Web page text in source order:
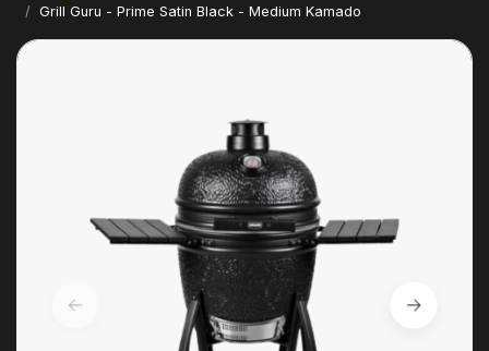
Grill Guru - Prime Satin Black - Medium Kamado